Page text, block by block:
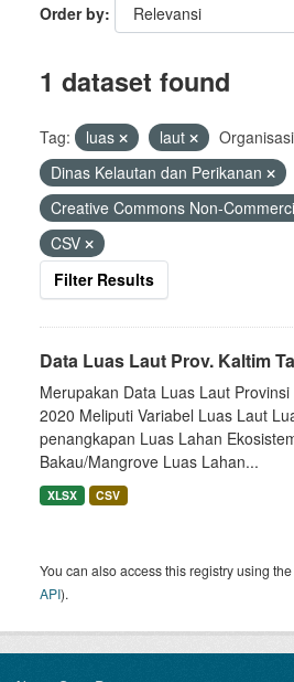
Order by
1 dataset found
Tag: luas laut
Dinas Kelautan dan Perikanan
Creative Commons Non-
CSV
Filter Results
Data Luas Laut Prov. Kaltim
Merupakan Data Luas Laut
2020 Meliputi Variabel Luas Laut
penangkapan Luas Lahan
Bakau/Mangrove Luas Lahan...
XLSX CSV
You can also access this registry using the
API).